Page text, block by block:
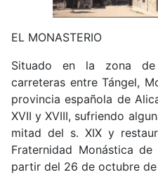
EL MONASTERIO
Situado en la zona
carreteras entre Tángel,
provincia española de
XVII y XVIII, sufriendo
mitad del s. XIX y
Fraternidad Monástica
partir del 26 de octubre de